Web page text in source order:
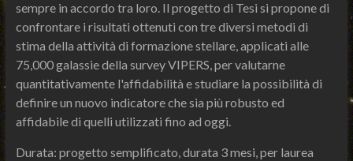
sempre in accordo tra loro. Il progetto di Tesi si propone di
confrontare i risultati ottenuti con tre diversi metodi di
stima della attività di formazione stellare, applicati alle
75,000 galassie della survey VIPERS, per valutarne
quantitativamente l'affidabilità e studiare la possibilità di
definire un nuovo indicatore che sia più robusto ed
affidabile di quelli utilizzati fino ad oggi.
Durata: progetto semplificato, durata 3 mesi, per laurea